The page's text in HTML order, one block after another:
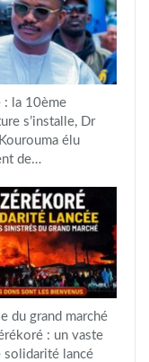
: la 10ème
s’installe, Dr
élu
de…
du grand marché
: un vaste
solidarité lancé